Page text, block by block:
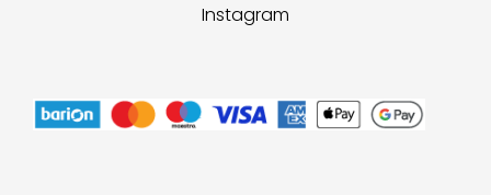
Instagram